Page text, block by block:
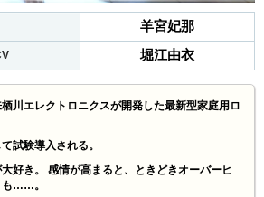
羊宮妃那
堀江由衣
川エレクトロニクスが開発した最新型家庭用ロ
試験導入される。
好き。 感情が高まると、ときどきオーバーヒ
も……。